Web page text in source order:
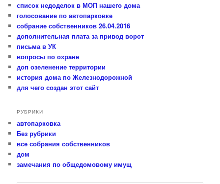
список недоделок в МОП нашего дома
голосование по автопарковке
собрание собственников 26.04.2016
дополнительная плата за привод ворот
письма в УК
вопросы по охране
доп озеленение территории
история дома по Железнодорожной
для чего создан этот сайт
РУБРИКИ
автопарковка
Без рубрики
все собрания собственников
дом
замечания по общедомовому имущ